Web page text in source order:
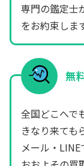
専門の鑑定士
をお約束しま
無
全国どこへで
きなり来ても
メール・LINE